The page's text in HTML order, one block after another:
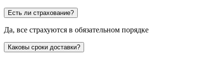
Есть ли страхование?
Да, все страхуются в обязательном порядке
Каковы сроки доставки?